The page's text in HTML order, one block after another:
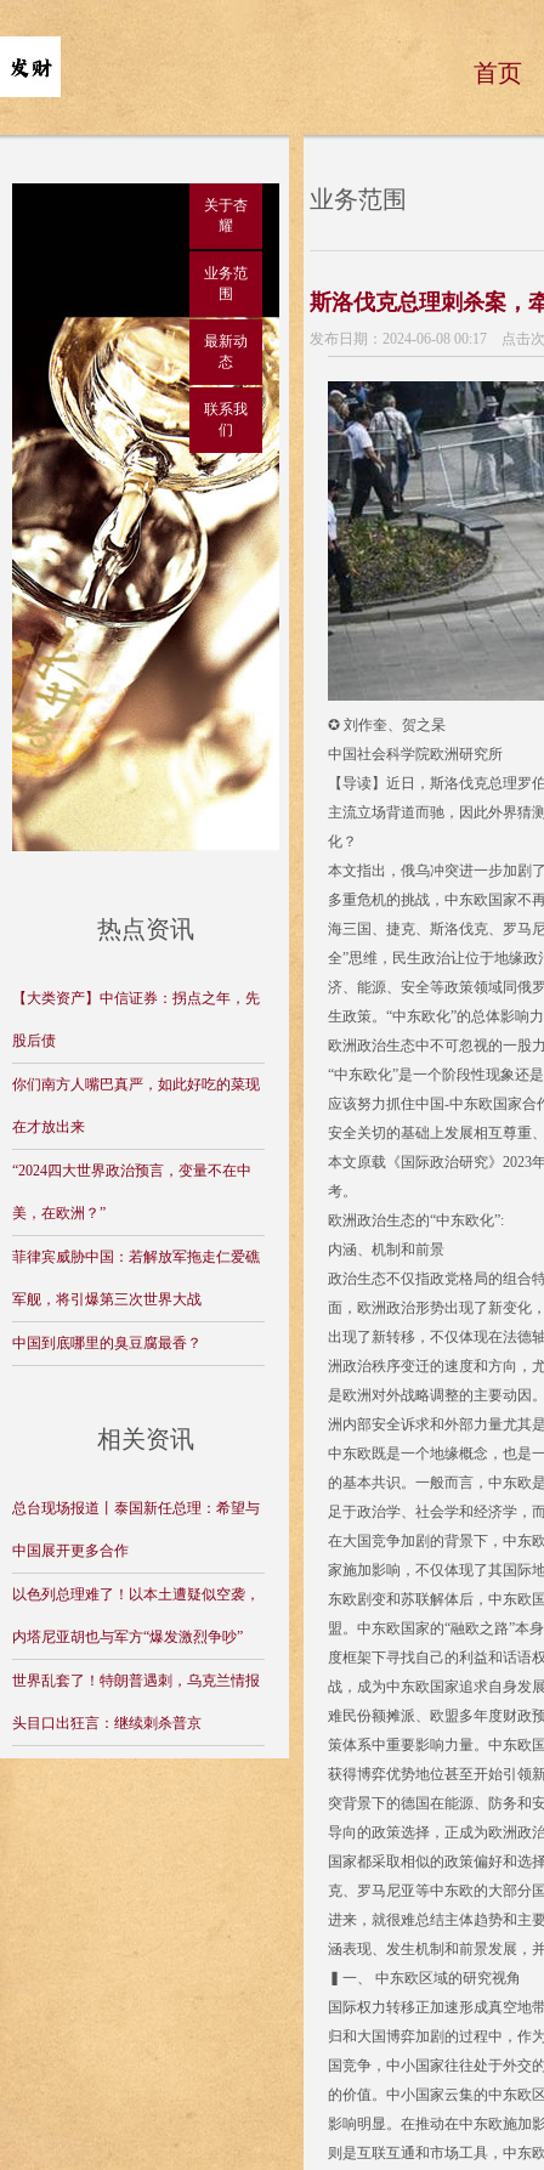
首页
热点资讯
【大类资产】中信证券：拐点之年，先
股后债
你们南方人嘴巴真严，如此好吃的菜现
在才放出来
“2024四大世界政治预言，变量不在中
美，在欧洲？”
菲律宾威胁中国：若解放军拖走仁爱礁
军舰，将引爆第三次世界大战
中国到底哪里的臭豆腐最香？
相关资讯
总台现场报道丨泰国新任总理：希望与
中国展开更多合作
以色列总理难了！以本土遭疑似空袭，
内塔尼亚胡也与军方“爆发激烈争吵”
世界乱套了！特朗普遇刺，乌克兰情报
头目口出狂言：继续刺杀普京
业务范围
关于杏
耀
业务范
围
最新动
态
联系我
们
斯洛伐克总理刺杀案，
发布日期：2024-06-08 00:17 点击
✪ 刘作奎、贺之杲
中国社会科学院欧洲研究所
【导读】近日，斯洛伐克总理罗
主流立场背道而驰，因此外界猜
化？
本文指出，俄乌冲突进一步加剧
多重危机的挑战，中东欧国家不
海三国、捷克、斯洛伐克、罗马
全”思维，民生政治让位于地缘
济、能源、安全等政策领域同俄
生政策。“中东欧化”的总体影响
欧洲政治生态中不可忽视的一股
“中东欧化”是一个阶段性现象还
应该努力抓住中国-中东欧国家
安全关切的基础上发展相互尊重
本文原载《国际政治研究》2023
考。
欧洲政治生态的“中东欧化”:
内涵、机制和前景
政治生态不仅指政党格局的组合
面，欧洲政治形势出现了新变化
出现了新转移，不仅体现在法德
洲政治秩序变迁的速度和方向，
是欧洲对外战略调整的主要动因
洲内部安全诉求和外部力量尤其
中东欧既是一个地缘概念，也是
的基本共识。一般而言，中东欧
足于政治学、社会学和经济学，
在大国竞争加剧的背景下，中东
家施加影响，不仅体现了其国际
东欧剧变和苏联解体后，中东欧
盟。中东欧国家的“融欧之路”本
度框架下寻找自己的利益和话语
战，成为中东欧国家追求自身发
难民份额摊派、欧盟多年度财政
策体系中重要影响力量。中东欧
获得博弈优势地位甚至开始引领
突背景下的德国在能源、防务和
导向的政策选择，正成为欧洲政
国家都采取相似的政策偏好和选
克、罗马尼亚等中东欧的大部分
进来，就很难总结主体趋势和主
涵表现、发生机制和前景发展，
▍一、 中东欧区域的研究视角
国际权力转移正加速形成真空地
归和大国博弈加剧的过程中，作
国竞争，中小国家往往处于外交
的价值。中小国家云集的中东欧
影响明显。在推动在中东欧施加
则是互联互通和市场工具，中东